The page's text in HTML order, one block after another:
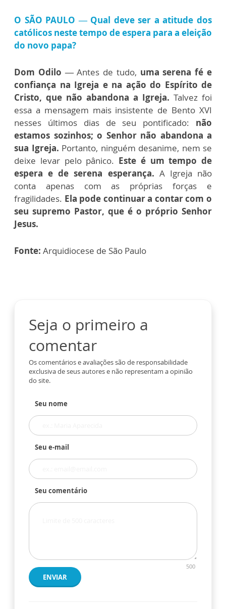
O SÃO PAULO — Qual deve ser a atitude dos
católicos neste tempo de espera para a eleição
do novo papa?
Dom Odilo —Antes de tudo, uma serena fé e
confiança na Igreja e na ação do Espírito de
Cristo, que não abandona a Igreja. Talvez foi
essa a mensagem mais insistente de Bento XVI
nesses últimos dias de seu pontificado: não
estamos sozinhos; o Senhor não abandona a
sua Igreja. Portanto, ninguém desanime, nem se
deixe levar pelo pânico. Este é um tempo de
espera e de serena esperança. A Igreja não
conta apenas com as próprias forças e
fragilidades. Ela pode continuar a contar com o
seu supremo Pastor, que é o próprio Senhor
Jesus.
Fonte: Arquidiocese de São Paulo
Seja o primeiro a
comentar
Os comentários e avaliações são de responsabilidade
exclusiva de seus autores e não representam a opinião
do site.
Seu nome
Seu e-mail
Seu comentário
500
ENVIAR